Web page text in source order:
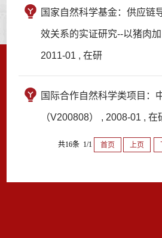
国家自然科学基金：供应链
效关系的实证研究--以猪肉
2011-01 , 在研
国际合作自然科学类项目：
（V200808） , 2008-01 , 在
共16条 1/1 首页 上页